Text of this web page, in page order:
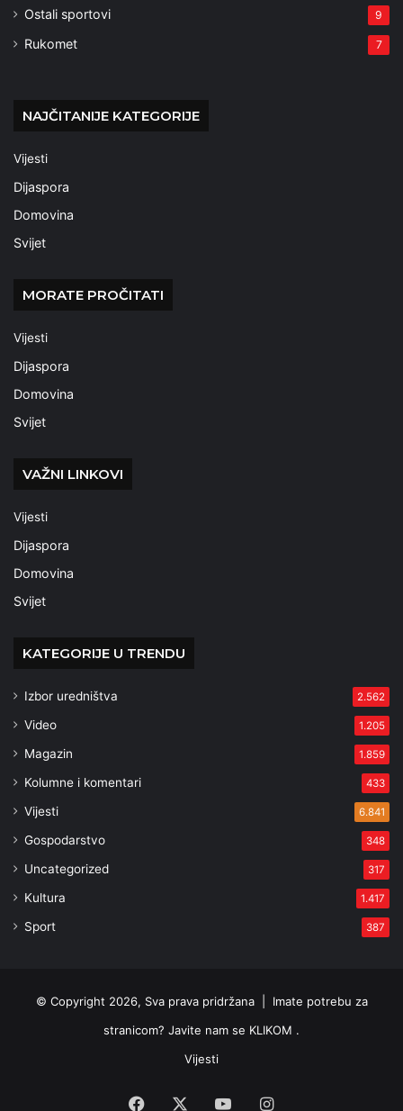
Ostali sportovi 9
Rukomet 7
NAJČITANIJE KATEGORIJE
Vijesti
Dijaspora
Domovina
Svijet
MORATE PROČITATI
Vijesti
Dijaspora
Domovina
Svijet
VAŽNI LINKOVI
Vijesti
Dijaspora
Domovina
Svijet
KATEGORIJE U TRENDU
Izbor uredništva 2.562
Video 1.205
Magazin 1.859
Kolumne i komentari 433
Vijesti 6.841
Gospodarstvo 348
Uncategorized 317
Kultura 1.417
Sport 387
© Copyright 2026, Sva prava pridržana | Imate potrebu za
stranicom? Javite nam se KLIKOM .
Vijesti
Facebook YouTubeInstagram